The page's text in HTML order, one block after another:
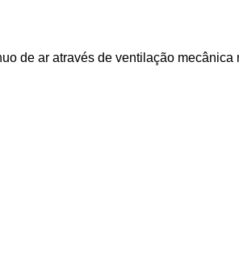
de ar através de ventilação mecânica